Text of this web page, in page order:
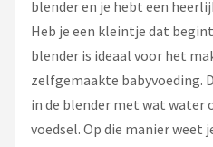
blender en je hebt een
Heb je een kleintje dat
blender is ideaal voor het
zelfgemaakte babyvoeding.
in de blender met wat water
voedsel. Op die manier weet